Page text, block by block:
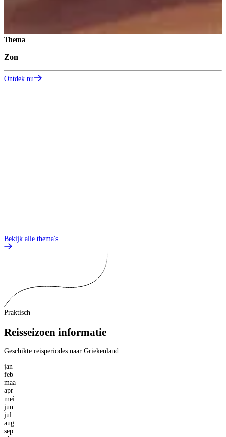
Thema
Zon
Ontdek nu
Bekijk alle thema's
Praktisch
Reisseizoen informatie
Geschikte reisperiodes naar Griekenland
jan
feb
maa
apr
mei
jun
jul
aug
sep